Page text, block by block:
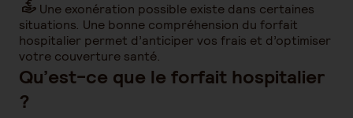
Une exonération possible existe dans certaines
situations. Une bonne compréhension du forfait
hospitalier permet d’anticiper vos frais et d’optimiser
votre couverture santé.
Qu’est-ce que le forfait hospitalier
?